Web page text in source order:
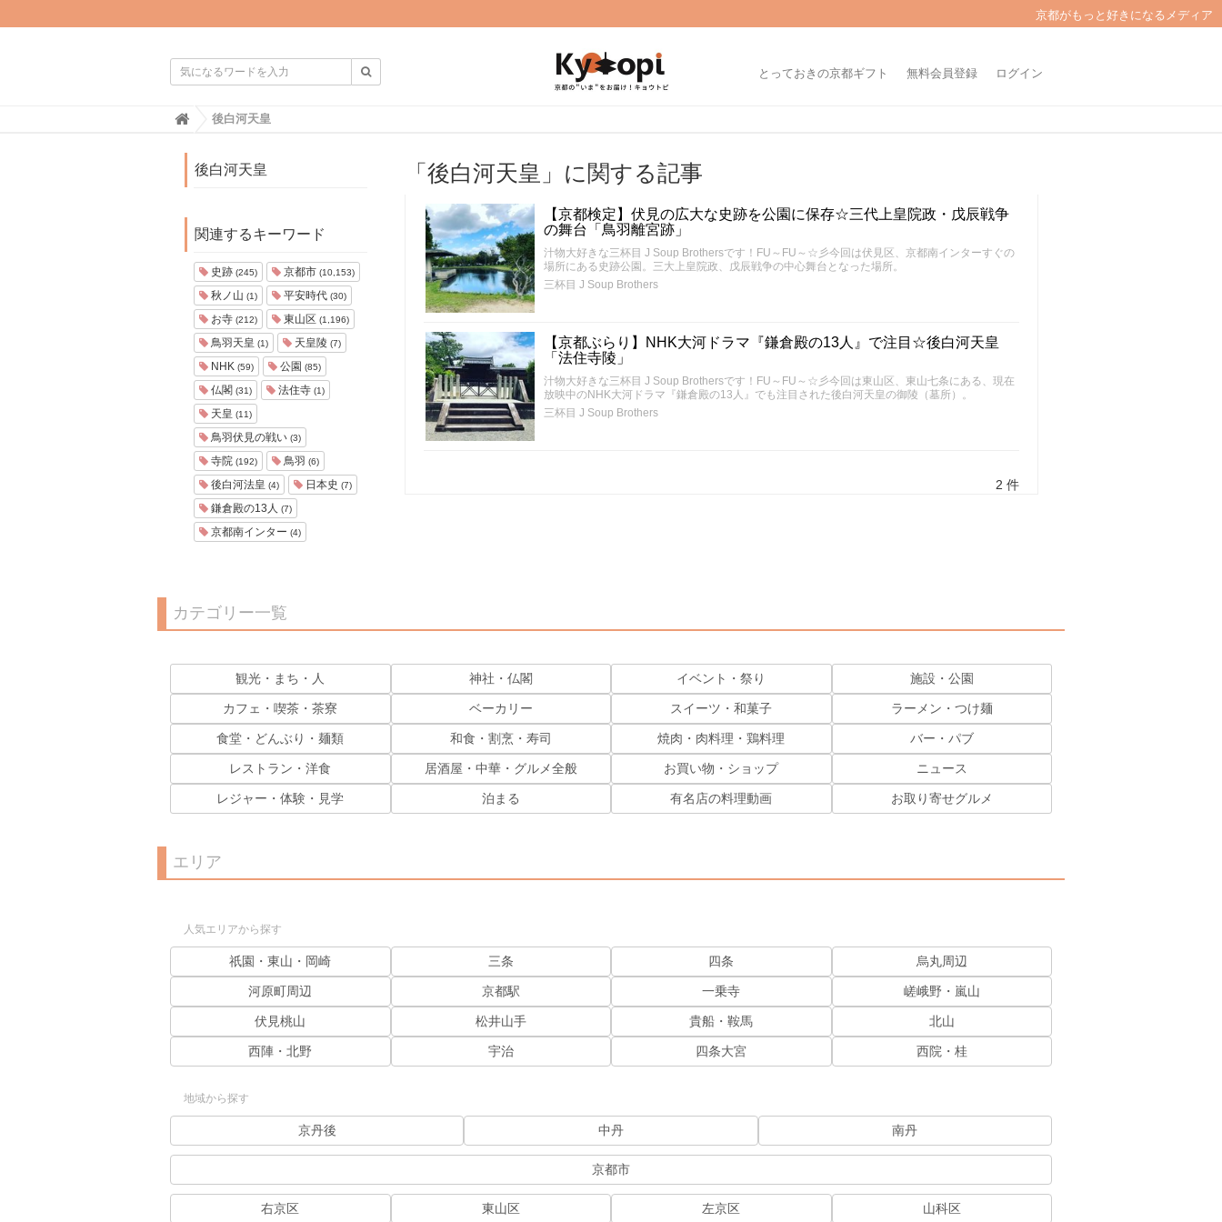
京都がもっと好きになるメディア
とっておきの京都ギフト 無料会員登録 ログイン
H
後白河天皇
後白河天皇
関連するキーワード
史跡 (245) 京都市 (10,153)
秋ノ山 (1) 平安時代 (30)
お寺 (212) 東山区 (1,196)
鳥羽天皇 (1) 天皇陵 (7)
NHK (59) 公園 (85)
仏閣 (31) 法住寺 (1)
天皇 (11)
鳥羽伏見の戦い (3)
寺院 (192) 鳥羽 (6)
後白河法皇 (4) 日本史 (7)
鎌倉殿の13人 (7)
京都南インター (4)
「後白河天皇」に関する記事
【京都検定】伏見の広大な史跡を公園に保存☆三代上皇院政・戊辰戦争
の舞台「鳥羽離宮跡」
汁物大好きな三杯目 J Soup Brothersです！FU～FU～☆彡今回は伏見区、京都南インターすぐの
場所にある史跡公園。三大上皇院政、戊辰戦争の中心舞台となった場所。
三杯目 J Soup Brothers
【京都ぶらり】NHK大河ドラマ『鎌倉殿の13人』で注目☆後白河天皇
「法住寺陵」
汁物大好きな三杯目 J Soup Brothersです！FU～FU～☆彡今回は東山区、東山七条にある、現在
放映中のNHK大河ドラマ『鎌倉殿の13人』でも注目された後白河天皇の御陵（墓所）。
三杯目 J Soup Brothers
2 件
カテゴリー一覧
観光・まち・人 神社・仏閣 イベント・祭り 施設・公園
カフェ・喫茶・茶寮 ベーカリー スイーツ・和菓子 ラーメン・つけ麺
食堂・どんぶり・麺類 和食・割烹・寿司 焼肉・肉料理・鶏料理 バー・パブ
レストラン・洋食 居酒屋・中華・グルメ全般 お買い物・ショップ ニュース
レジャー・体験・見学 泊まる 有名店の料理動画 お取り寄せグルメ
エリア
人気エリアから探す
祇園・東山・岡崎 三条 四条 烏丸周辺
河原町周辺 京都駅 一乗寺 嵯峨野・嵐山
伏見桃山 松井山手 貴船・鞍馬 北山
西陣・北野 宇治 四条大宮 西院・桂
地域から探す
京丹後 中丹 南丹
京都市
右京区 東山区 左京区 山科区